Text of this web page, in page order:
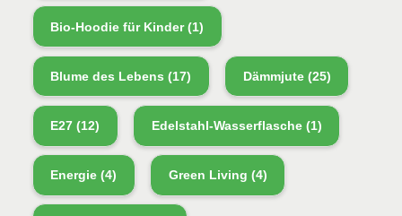
Bio-Hoodie für Kinder(1)
Blume des Lebens (17) Dämmjute(25)
E27 (12) Edelstahl-Wasserflasche(1)
Energie (4) Green Living (4)